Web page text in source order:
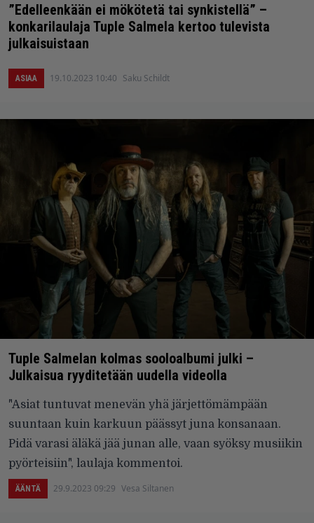
”Edelleenkään ei mökötetä tai synkistellä” –
konkarilaulaja Tuple Salmela kertoo tulevista
julkaisuistaan
ASIAA 19.10.2023 10:40 Saku Schildt
Tuple Salmelan kolmas sooloalbumi julki –
Julkaisua ryyditetään uudella videolla
"Asiat tuntuvat menevän yhä järjettömämpään
suuntaan kuin karkuun päässyt juna konsanaan.
Pidä varasi äläkä jää junan alle, vaan syöksy musiikin
pyörteisiin", laulaja kommentoi.
ÄÄNTÄ 29.9.2023 09:29 Vesa Siltanen